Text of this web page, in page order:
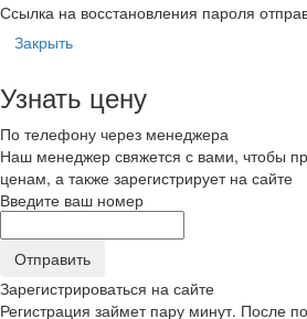
Ссылка на восстановления пароля
Закрыть
Узнать цену
По телефону через менеджера
Наш менеджер свяжется с вами, чтобы
ценам, а также зарегистрирует на сайте
Введите ваш номер
Зарегистрироваться на сайте
Регистрация займет пару минут. После